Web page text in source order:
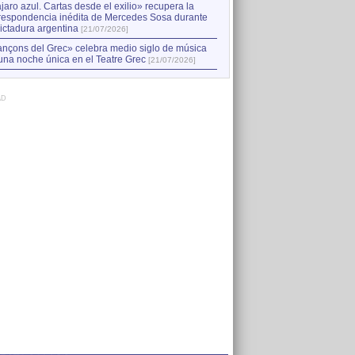
azul. Cartas desde el exilio» recupera la
inédita de Mercedes Sosa durante
argentina [21/07/2026]
del Grec» celebra medio siglo de música
noche única en el Teatre Grec [21/07/2026]